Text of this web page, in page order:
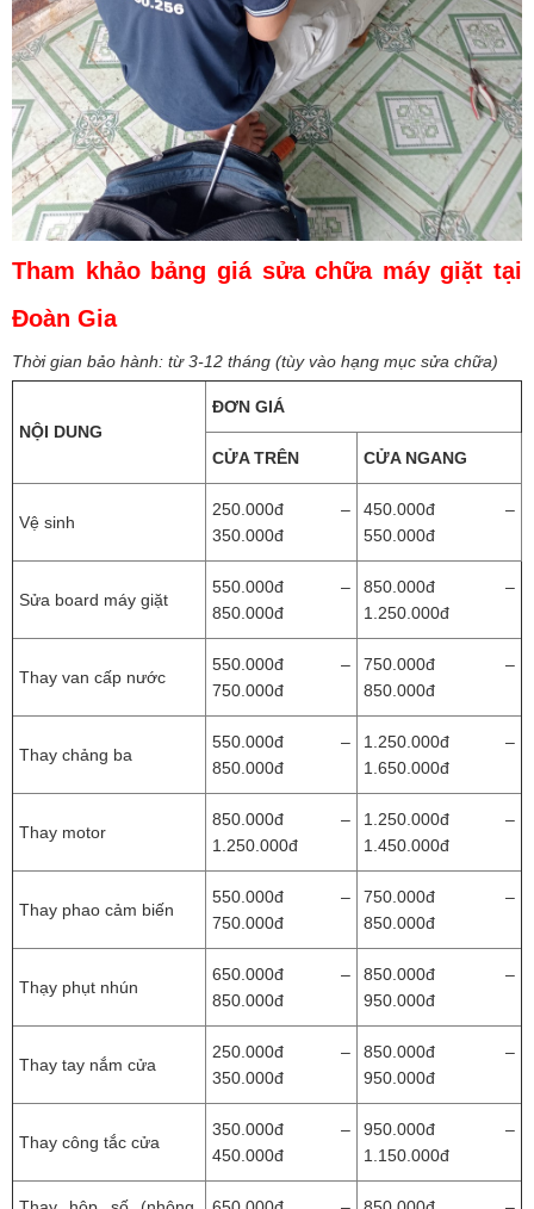
Tham khảo bảng giá sửa chữa máy giặt tại
Đoàn Gia
Thời gian bảo hành: từ 3-12 tháng (tùy vào hạng mục sửa chữa)
NỘI DUNG
ĐƠN GIÁ
CỬA TRÊN CỬA NGANG
Vệ sinh
250.000đ –
350.000đ
450.000đ –
550.000đ
Sửa board máy giặt
550.000đ –
850.000đ
850.000đ –
1.250.000đ
Thay van cấp nước
550.000đ –
750.000đ
750.000đ –
850.000đ
Thay chảng ba
550.000đ –
850.000đ
1.250.000đ –
1.650.000đ
Thay motor
850.000đ –
1.250.000đ
1.250.000đ –
1.450.000đ
Thay phao cảm biến
550.000đ –
750.000đ
750.000đ –
850.000đ
Thạy phụt nhún
650.000đ –
850.000đ
850.000đ –
950.000đ
Thay tay nắm cửa
250.000đ –
350.000đ
850.000đ –
950.000đ
Thay công tắc cửa
350.000đ –
450.000đ
950.000đ –
1.150.000đ